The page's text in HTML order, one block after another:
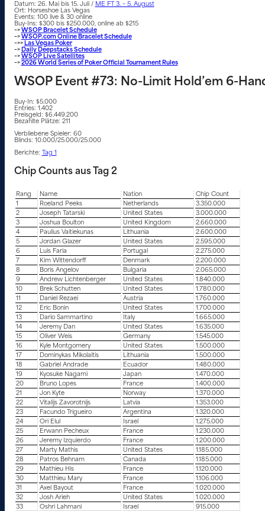
Datum: 26. Mai bis 15. Juli / ME FT 3. – 5. August
Ort: Horseshoe Las Vegas
Events: 100 live & 30 online
Buy-Ins: $300 bis $250.000, online ab $215
–>WSOP Bracelet Schedule
–>WSOP.com Online Bracelet Schedule
–>> Las Vegas Poker
–> Daily Deepstacks Schedule
–>WSOP Live Satellites
–>2026 World Series of Poker Official Tournament Rules
WSOP Event #73: No-Limit Hold’em 6-
Buy-In: $5.000
Entries: 1.402
Preisgeld: $6.449.200
Bezahlte Plätze: 211
Verbliebene Spieler: 60
Blinds: 10.000/25.000/25.000
Berichte: Tag 1
Chip Counts aus Tag 2
Rang Name Nation
Chip Count
1
Roeland Peeks Netherlands
3.350.000
2
Joseph Tatarski United States
3.000.000
3
Joshua Boulton United Kingdom
2.660.000
4
Paulius Vaitiekunas Lithuania
2.600.000
5
Jordan Glazer United States
2.595.000
6
Luis Faria Portugal
2.275.000
7
Kim Wittendorff Denmark
2.200.000
8
Boris Angelov Bulgaria
2.065.000
9
Andrew Lichtenberger United States
1.840.000
10
Brek Schutten United States
1.780.000
11
Daniel Rezaei Austria
1.760.000
12
Eric Bonin United States
1.700.000
13
Dario Sammartino Italy
1.665.000
14
Jeremy Dan United States
1.635.000
15
Oliver Weis Germany
1.545.000
16
Kyle Montgomery United States
1.500.000
17
Dominykas Mikolaitis Lithuania
1.500.000
18
Gabriel Andrade Ecuador
1.480.000
19
Kyosuke Nagami Japan
1.470.000
20
Bruno Lopes France
1.400.000
21
Jon Kyte Norway
1.370.000
22
Vitalijs Zavorotnijs Latvia
1.353.000
23
Facundo Trigueiro Argentina
1.320.000
24
Ori Elul Israel
1.275.000
25
Erwann Pecheux France
1.230.000
26
Jeremy Izquierdo France
1.200.000
27
Marty Mathis United States
1.185.000
28
Patros Behnam Canada
1.185.000
29
Mathieu His France
1.120.000
30
Matthieu Mary France
1.106.000
31
Axel Bayout France
1.020.000
32
Josh Arieh United States
1.020.000
33
Oshri Lahmani Israel
915.000